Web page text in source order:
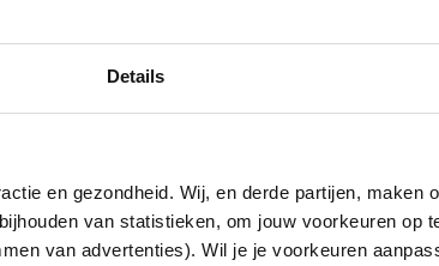
Details
en gezondheid. Wij, en derde partijen, maken
van statistieken, om jouw voorkeuren op
van advertenties). Wil je je voorkeuren